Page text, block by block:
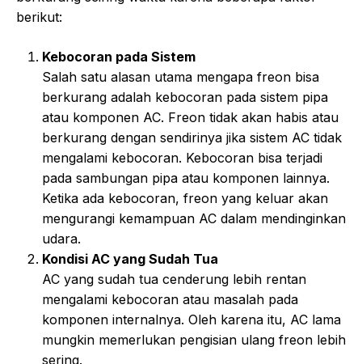
berikut:
Kebocoran pada Sistem
Salah satu alasan utama mengapa freon bisa
berkurang adalah kebocoran pada sistem pipa
atau komponen AC. Freon tidak akan habis atau
berkurang dengan sendirinya jika sistem AC tidak
mengalami kebocoran. Kebocoran bisa terjadi
pada sambungan pipa atau komponen lainnya.
Ketika ada kebocoran, freon yang keluar akan
mengurangi kemampuan AC dalam mendinginkan
udara.
Kondisi AC yang Sudah Tua
AC yang sudah tua cenderung lebih rentan
mengalami kebocoran atau masalah pada
komponen internalnya. Oleh karena itu, AC lama
mungkin memerlukan pengisian ulang freon lebih
sering.